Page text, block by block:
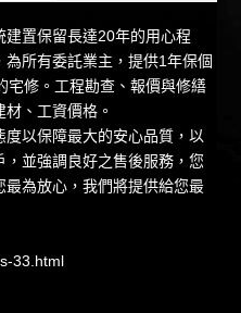
置保留長達20年的用心程
所有委託業主，提供1年保個
宅修。工程勘查、報價與修繕
、工資價格。
以保障最大的安心品質，以
並強調良好之售後服務，您
為放心，我們將提供給您最
33.html